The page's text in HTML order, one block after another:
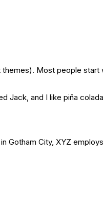
Most people start
Jack, and I like piña
Gotham City, XYZ